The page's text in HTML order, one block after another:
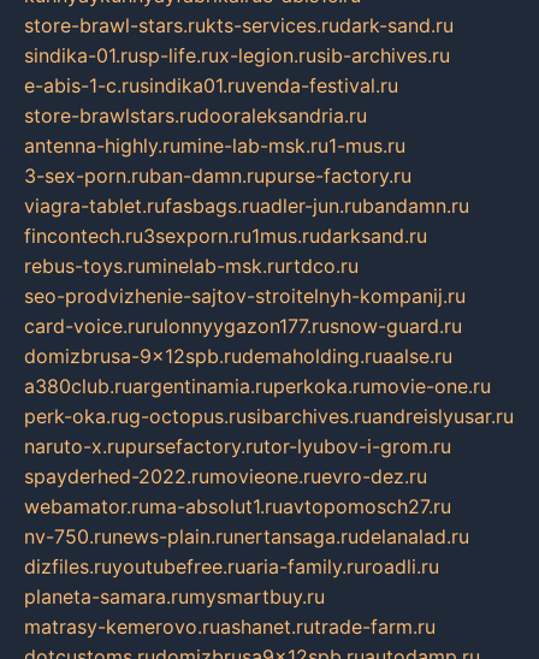
store-brawl-stars.rukts-services.rudark-sand.ru
sindika-01.rusp-life.rux-legion.rusib-archives.ru
e-abis-1-c.rusindika01.ruvenda-festival.ru
store-brawlstars.rudooraleksandria.ru
antenna-highly.rumine-lab-msk.ru1-mus.ru
3-sex-porn.ruban-damn.rupurse-factory.ru
viagra-tablet.rufasbags.ruadler-jun.rubandamn.ru
fincontech.ru3sexporn.ru1mus.rudarksand.ru
rebus-toys.ruminelab-msk.rurtdco.ru
seo-prodvizhenie-sajtov-stroitelnyh-kompanij.ru
card-voice.rurulonnyygazon177.rusnow-guard.ru
domizbrusa-9x12spb.rudemaholding.ruaalse.ru
a380club.ruargentinamia.ruperkoka.rumovie-one.ru
perk-oka.rug-octopus.rusibarchives.ruandreislyusar.ru
naruto-x.rupursefactory.rutor-lyubov-i-grom.ru
spayderhed-2022.rumovieone.ruevro-dez.ru
webamator.ruma-absolut1.ruavtopomosch27.ru
nv-750.runews-plain.runertansaga.rudelanalad.ru
dizfiles.ruyoutubefree.ruaria-family.ruroadli.ru
planeta-samara.rumysmartbuy.ru
matrasy-kemerovo.ruashanet.rutrade-farm.ru